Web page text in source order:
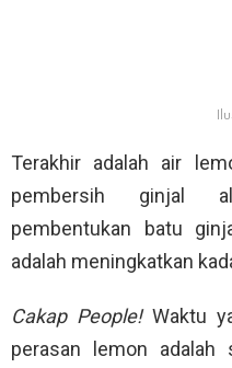
Terakhir adalah air
pembersih ginjal
pembentukan batu
adalah meningkatkan
Cakap People!Waktu
perasan lemon